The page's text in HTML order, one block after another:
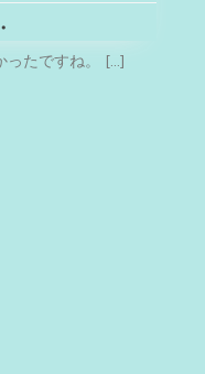
今月は、伊豆に仕